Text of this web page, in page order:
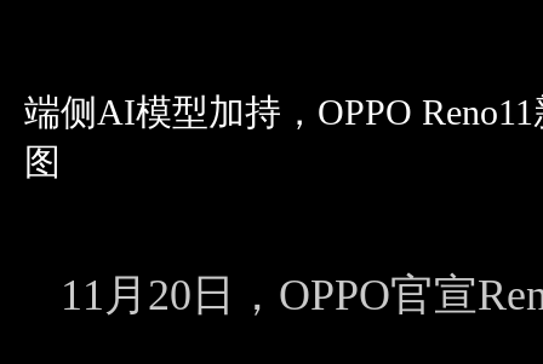
端侧AI模型加持，OPPO
图
11月20日，OPPO官宣